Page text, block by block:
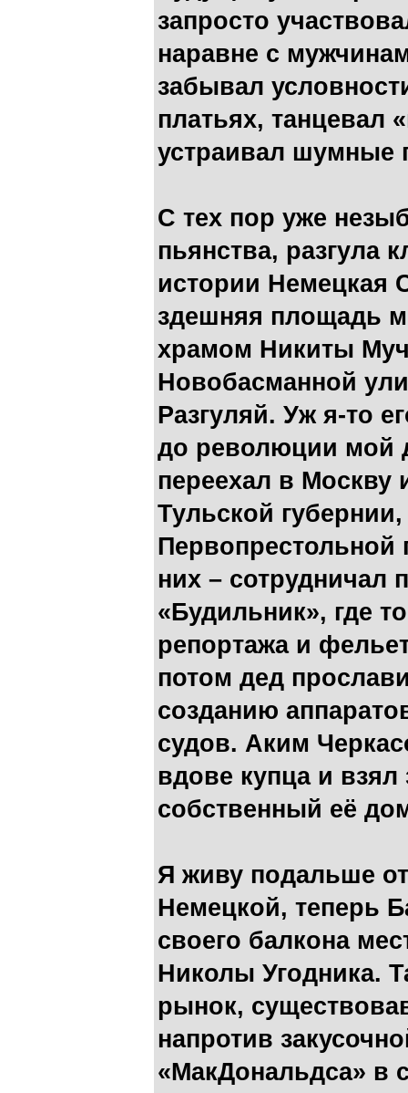
запросто
наравне с
забывал
платьях, танцевал
устраивал шумные
С тех пор уже
пьянства, разгула
истории Немецкая
здешняя площадь
храмом Никиты
Новобасманной
Разгуляй. Уж я-то
до революции мой
переехал в Москву
Тульской
них – сотрудничал
«Будильник», где
репортажа и
потом дед
созданию
судов. Аким
вдове купца и
собственный её
Я живу подальше
Немецкой, теперь
своего балкона
Николы Угодника.
рынок,
напротив
«МакДональдса» в